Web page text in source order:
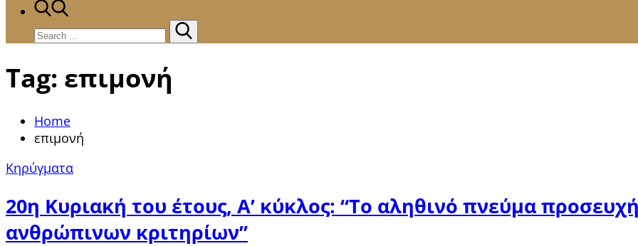
Search
for:
Tag: επιμονή
Home
επιμονή
Κηρύγματα
20η Κυριακή του έτους, Α’ κύκλος: “Το αληθινό πνεύμα
ανθρώπινων κριτηρίων”